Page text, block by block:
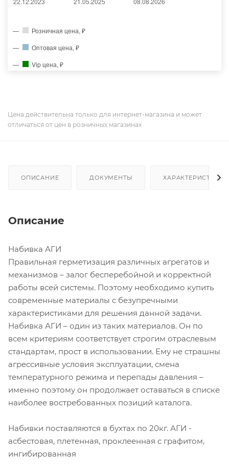
Розничная цена, ₽
Оптовая цена, ₽
Vip цена, ₽
Цена действительна только для интернет-магазина и может
отличаться от цен в розничных магазинах
ОПИСАНИЕ ДОКУМЕНТЫ ХАРАКТЕРИСТИКИ
Описание
Набивка АГИ
Правильная герметизация различных агрегатов и
механизмов – залог бесперебойной и корректной
работы всей системы. Поэтому необходимо купить
современные материалы с безупречными
характеристиками для решения данной задачи.
Набивка АГИ – один из таких материалов. Он по
всем критериям соответствует строгим отраслевым
стандартам, прост в использовании. Ему не страшны
агрессивные условия эксплуатации, смена
температурного режима и перепады давления –
именно поэтому он продолжает оставаться в списке
наиболее востребованных позиций каталога.
Набивки поставляются в бухтах по 20кг. АГИ -
асбестовая, плетенная, проклеенная с графитом,
ингибированная